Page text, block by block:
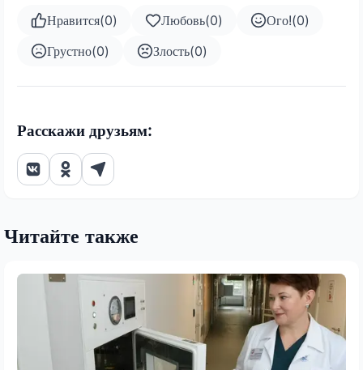
Нравится(0) Любовь(0) Ого!(0)
Грустно(0) Злость(0)
Расскажи друзьям:
Читайте также